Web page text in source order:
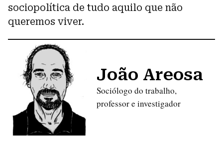
sociopolítica de tudo aquilo que não
queremos viver.
João Areosa
Sociólogo do trabalho,
professor e investigador